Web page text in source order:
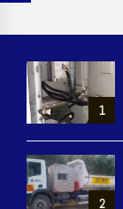
1
2